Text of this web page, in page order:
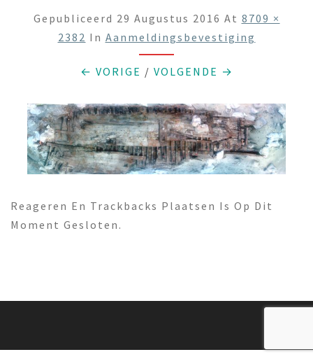
Gepubliceerd 29 Augustus 2016 At 8709 ×
2382 In Aanmeldingsbevestiging
← VORIGE / VOLGENDE →
Reageren En Trackbacks Plaatsen Is Op Dit
Moment Gesloten.